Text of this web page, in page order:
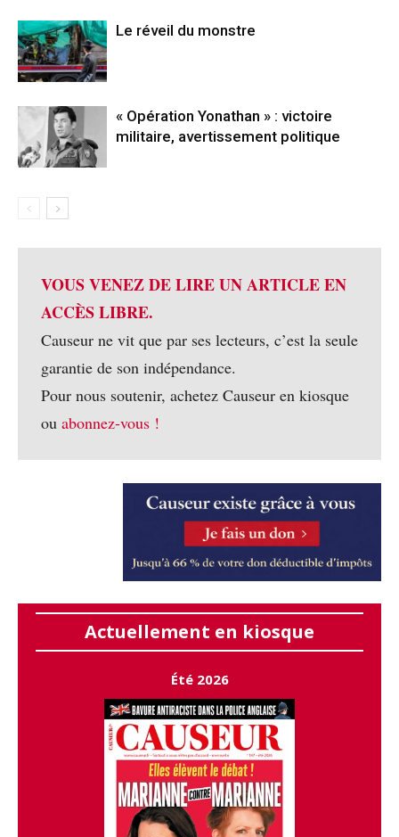
Le réveil du monstre
« Opération Yonathan » : victoire
militaire, avertissement politique
VOUS VENEZ DE LIRE UN ARTICLE EN
ACCÈS LIBRE.
Causeur ne vit que par ses lecteurs, c’est la seule
garantie de son indépendance.
Pour nous soutenir, achetez Causeur en kiosque
ou abonnez-vous !
Actuellement en kiosque
Été 2026